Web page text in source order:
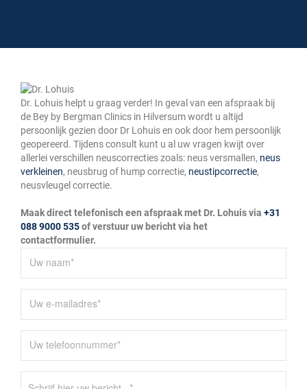
Dr. Lohuis helpt u graag verder! In geval van een afspraak bij
de Bey by Bergman Clinics in Hilversum wordt u altijd
persoonlijk gezien door Dr Lohuis en ook door hem persoonlijk
geopereerd. Tijdens consult kunt u al uw vragen kwijt over
allerlei verschillen neuscorrecties zoals: neus versmallen, neus
verkleinen, neusbrug of hump correctie, neustipcorrectie,
neusvleugel correctie.
Maak direct telefonisch een afspraak met Dr. Lohuis via +31
088 9000 535of verstuur uw bericht via het
contactformulier.